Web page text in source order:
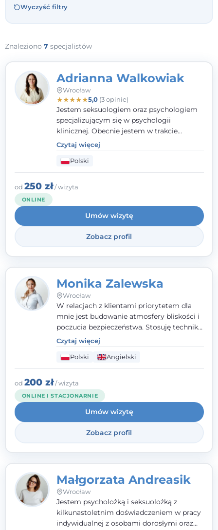
Wyczyść filtry
Znaleziono 7 specjalistów
Adrianna Walkowiak
Wrocław
★★★★★5,0(3 opinie)
Jestem seksuologiem oraz psychologiem
specjalizującym się w psychologii
klinicznej. Obecnie jestem w trakcie
szkolenia na psychoterapeutę
systemowego. Posiadam status członka
nadzwyczajnego Wielkopolskiego
TowarzystwaTerapii Systemowejoraz
należę do Polskiego Towarzystwa
pierwszym miejscu stawiam budowanie
atmosfery bezpieczeństwa i zrozumienia w
relacjach z Klientami. Istotna dla nie jest
również koncentracja na dostępnych
zasobach.
Czytaj więcej
Polski
od 250 zł/ wizyta
ONLINE
Umów wizytę
Zobacz profil
Monika Zalewska
Wrocław
W relacjach z klientami priorytetem dla
mnie jest budowanie atmosfery bliskości i
poczucia bezpieczeństwa. Stosuję techniki
poznawczo-behawioralne oraz metody,
które koncentrują się na rozwiązaniach
(TSR). Te polegają na osiąganiu
zamierzonych celów (doprowadzeniu do
rozwiązania trudnych sytuacji) poprzez
identyfikowanie i wzmacnianie zasobów
oraz mocnych stron klienta. W swojej
pracy korzystam także z metod dialogu
motywacyjnego itreningu uważności.
Czytaj więcej
Polski Angielski
od 200 zł/ wizyta
ONLINE I STACJONARNIE
Umów wizytę
Zobacz profil
Małgorzata Andreasik
Wrocław
Jestem psycholożką i seksuolożką z
kilkunastoletnim doświadczeniem w pracy
indywidualnej z osobami dorosłymi oraz